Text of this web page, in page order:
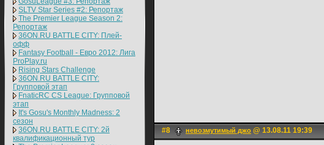
SLTV Star Series #2: Репортаж
The Premier League Season 2:
Репортаж
36ON.RU BATTLE CITY: Плей-
офф
Fantasy Football - Евро 2012: Лига
ProPlay.ru
Rising Stars Challenge
36ON.RU BATTLE CITY:
Групповой этап
FnaticRC CS League: Групповой
этап
It's Gosu's Monthly Madness: 2
сезон
36ON.RU BATTLE CITY: 2й
квалификационный тур
#8 невозмутимый джо @ 13.08.11 19:39